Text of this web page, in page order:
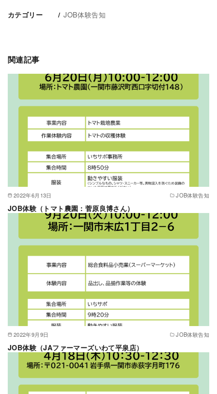
カテゴリー JOB体験告知
関連記事
2022年6月13日 JOB体験告知
JOB体験（トマト農園：菅原良博さん）
2022年9月9日 JOB体験告知
JOB体験（JAファーマーズいわて平泉店）